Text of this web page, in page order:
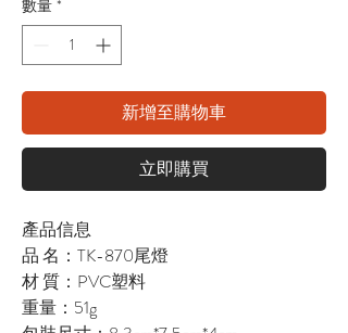
數量 *
新增至購物車
立即購買
產品信息
品 名：TK-870尾燈
材 質：PVC塑料
重量：51g